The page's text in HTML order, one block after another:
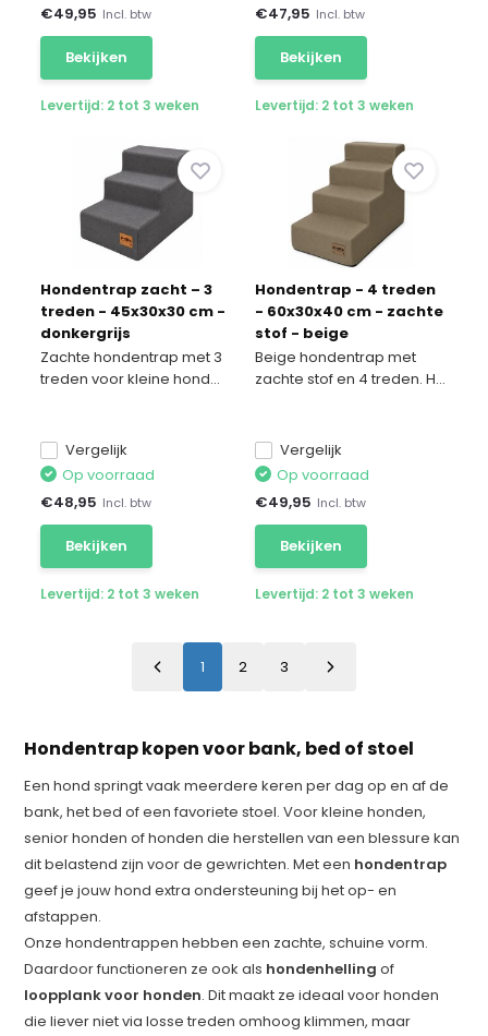
€49,95 Incl. btw
Bekijken
Levertijd: 2 tot 3 weken
€47,95 Incl. btw
Bekijken
Levertijd: 2 tot 3 weken
Hondentrap zacht – 3
treden - 45x30x30 cm -
donkergrijs
Zachte hondentrap met 3
treden voor kleine hond...
Vergelijk
Op voorraad
€48,95 Incl. btw
Bekijken
Levertijd: 2 tot 3 weken
Hondentrap - 4 treden
- 60x30x40 cm - zachte
stof - beige
Beige hondentrap met
zachte stof en 4 treden. H...
Vergelijk
Op voorraad
€49,95 Incl. btw
Bekijken
Levertijd: 2 tot 3 weken
1 2 3
Hondentrap kopen voor bank, bed of stoel
Een hond springt vaak meerdere keren per dag op en af de
bank, het bed of een favoriete stoel. Voor kleine honden,
senior honden of honden die herstellen van een blessure kan
dit belastend zijn voor de gewrichten. Met een hondentrap
geef je jouw hond extra ondersteuning bij het op- en
afstappen.
Onze hondentrappen hebben een zachte, schuine vorm.
Daardoor functioneren ze ook als hondenhelling of
loopplank voor honden. Dit maakt ze ideaal voor honden
die liever niet via losse treden omhoog klimmen, maar